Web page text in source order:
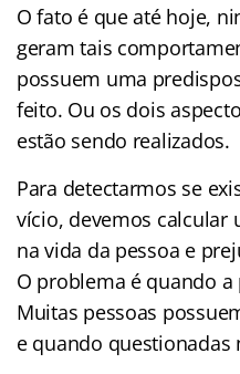
O fato é que até hoje,
geram tais
possuem uma
feito. Ou os dois
estão sendo realizados.
Para detectarmos se
vício, devemos calcular
na vida da pessoa e
O problema é quando
Muitas pessoas
e quando questionadas